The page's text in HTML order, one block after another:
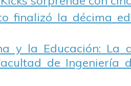
finalizó la décima
y la Educación: La
de Ingeniería